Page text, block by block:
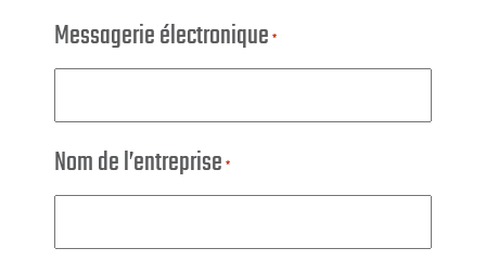
Messagerie électronique *
Nom de l’entreprise *